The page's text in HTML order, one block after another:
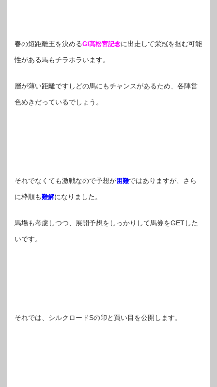
春の短距離王を決めるGⅠ高松宮記念に出走して栄冠を掴む可能
性がある馬もチラホラいます。
層が薄い距離ですしどの馬にもチャンスがあるため、各陣営
色めきだっているでしょう。
それでなくても激戦なので予想が困難ではありますが、さら
に枠順も難解になりました。
馬場も考慮しつつ、展開予想をしっかりして馬券をGETした
いです。
それでは、シルクロードSの印と買い目を公開します。